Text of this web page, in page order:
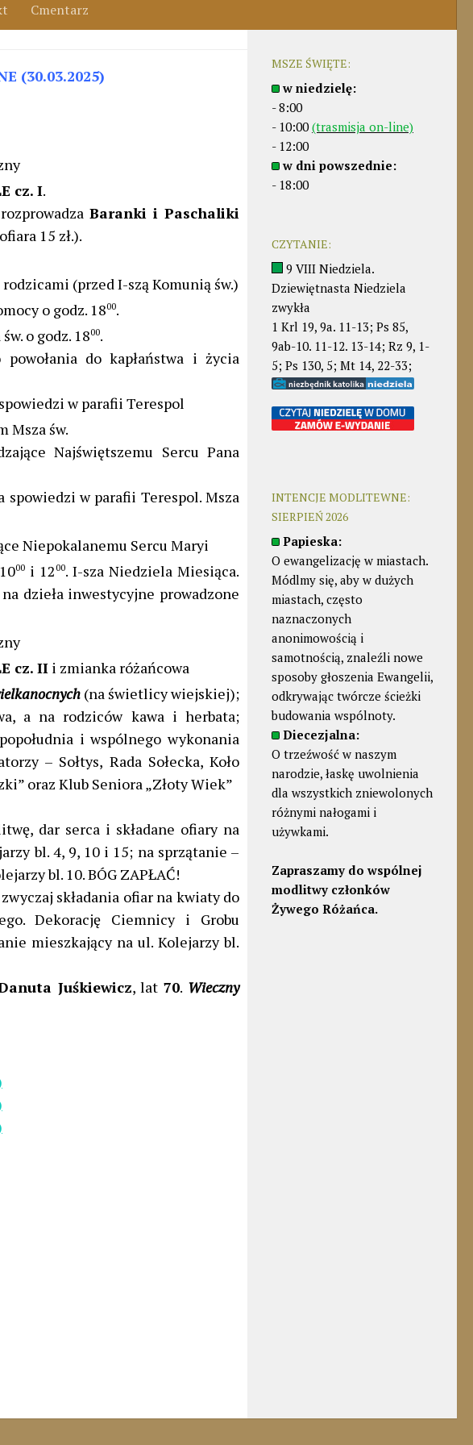
Cmentarz
(30.03.2025)
cz. I.
Baranki i Paschaliki
15 zł.).
(przed I-szą Komunią św.)
o godz. 1800.
o godz. 1800.
do kapłaństwa i życia
w parafii Terespol
Msza św.
Najświętszemu Sercu Pana
spowiedzi w parafii Terespol. Msza
Niepokalanemu Sercu Maryi
00 i 12 00. I-sza Niedziela Miesiąca.
dzieła inwestycyjne prowadzone
cz. II i zmianka różańcowa
(na świetlicy wiejskiej);
a na rodziców kawa i herbata;
i wspólnego wykonania
– Sołtys, Rada Sołecka, Koło
oraz Klub Seniora „Złoty Wiek”
dar serca i składane ofiary na
bl. 4, 9, 10 i 15; na sprzątanie –
bl. 10. BÓG ZAPŁAĆ!
składania ofiar na kwiaty do
Dekorację Ciemnicy i Grobu
mieszkający na ul. Kolejarzy bl.
Juśkiewicz, lat70. Wieczny
MSZE ŚWIĘTE:
w niedzielę:
- 8:00
- 10:00(trasmisja on-line)
- 12:00
w dni powszednie:
- 18:00
CZYTANIE:
9 VIII Niedziela.
Dziewiętnasta Niedziela
zwykła
1 Krl 19, 9a. 11-13; Ps 85,
9ab-10. 11-12. 13-14; Rz 9, 1-
5; Ps 130, 5; Mt 14, 22-33;
INTENCJE MODLITEWNE:
SIERPIEŃ 2026
Papieska:
O ewangelizację w miastach.
Módlmy się, aby w dużych
miastach, często
naznaczonych
anonimowością i
samotnością, znaleźli nowe
sposoby głoszenia Ewangelii,
odkrywając twórcze ścieżki
budowania wspólnoty.
Diecezjalna:
O trzeźwość w naszym
narodzie, łaskę uwolnienia
dla wszystkich zniewolonych
różnymi nałogami i
używkami.
Zapraszamy do wspólnej
modlitwy członków
Żywego Różańca.